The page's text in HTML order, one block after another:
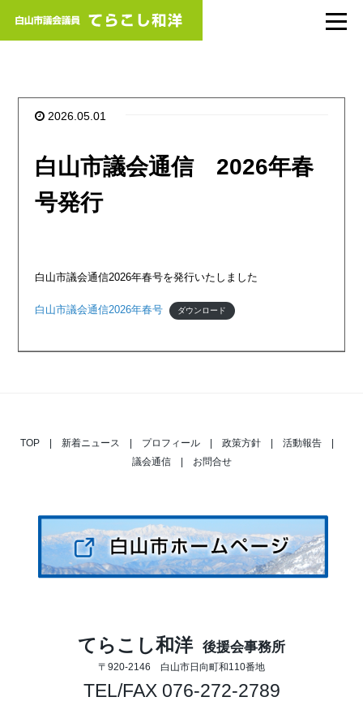
2026.05.01
白山市議会通信 2026年春
号発行
白山市議会通信2026年春号を発行いたしました
白山市議会通信2026年春号 ダウンロード
TOP| 新着ニュース プロフィール| 政策方針| 活動報告|
議会通信| お問合せ
てらこし和洋 後援会事務所
〒920-2146 白山市日向町和110番地
TEL/FAX 076-272-2789